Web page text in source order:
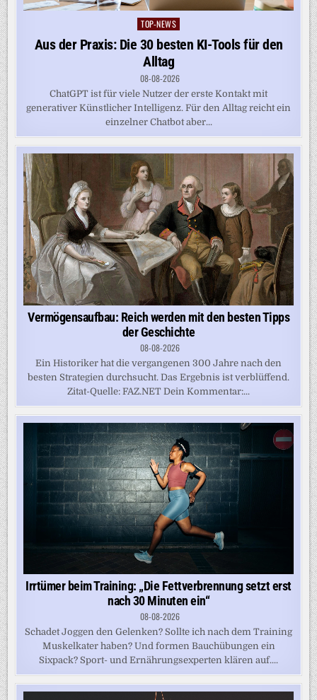
Posted
in
TOP-NEWS
Aus der Praxis: Die 30 besten KI-Tools für den
Alltag
08-08-2026
ChatGPT ist für viele Nutzer der erste Kontakt mit
generativer Künstlicher Intelligenz. Für den Alltag reicht ein
einzelner Chatbot aber...
Vermögensaufbau: Reich werden mit den besten Tipps
der Geschichte
08-08-2026
Ein Historiker hat die vergangenen 300 Jahre nach den
besten Strategien durchsucht. Das Ergebnis ist verblüffend.
Zitat-Quelle: FAZ.NET Dein Kommentar:...
Irrtümer beim Training: „Die Fettverbrennung setzt erst
nach 30 Minuten ein“
08-08-2026
Schadet Joggen den Gelenken? Sollte ich nach dem Training
Muskelkater haben? Und formen Bauchübungen ein
Sixpack? Sport- und Ernährungsexperten klären auf....